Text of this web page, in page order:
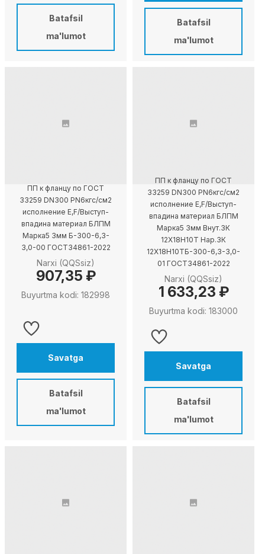
Batafsil
ma'lumot
Batafsil
ma'lumot
ПП к фланцу по ГОСТ
33259 DN300 PN6кгс/см2
исполнение E,F/Выступ-
впадина материал БЛПМ
Марка5 3мм Б-300-6,3-
3,0-00 ГОСТ34861-2022
Narxi (QQSsiz)
907,35 ₽
Buyurtma kodi: 182998
Savatga
Batafsil
ma'lumot
ПП к фланцу по ГОСТ
33259 DN300 PN6кгс/см2
исполнение E,F/Выступ-
впадина материал БЛПМ
Марка5 3мм Внут.ЗК
12X18H10T Нар.ЗК
12X18H10TБ-300-6,3-3,0-
01 ГОСТ34861-2022
Narxi (QQSsiz)
1 633,23 ₽
Buyurtma kodi: 183000
Savatga
Batafsil
ma'lumot